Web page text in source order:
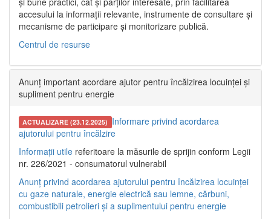
accesului la informații relevante, instrumente de consultare și
mecanisme de participare și monitorizare publică.
Centrul de resurse
Anunț important acordare ajutor pentru încălzirea locuinței și
supliment pentru energie
ACTUALIZARE (23.12.2025) Informare privind acordarea
ajutorului pentru încălzire
Informații utile referitoare la măsurile de sprijin conform Legii
nr. 226/2021 - consumatorul vulnerabil
Anunț privind acordarea ajutorului pentru încălzirea locuinței
cu gaze naturale, energie electrică sau lemne, cărbuni,
combustibili petrolieri și a suplimentului pentru energie